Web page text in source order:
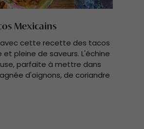
Mexicains
avec cette recette des tacos
et pleine de saveurs. L'échine
parfaite à mettre dans
d'oignons, de coriandre